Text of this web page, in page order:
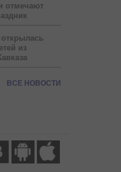
отмечают
из
ВСЕ НОВОСТИ